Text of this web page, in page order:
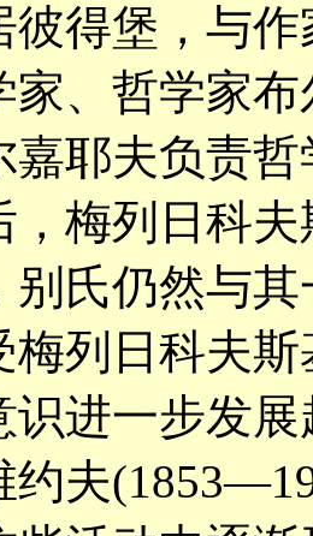
彼得堡，与
家、哲学家
嘉耶夫负责
，梅列日科
别氏仍然与
梅列日科夫
识进一步发
约夫